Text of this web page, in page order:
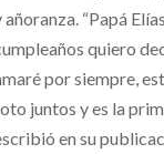
añoranza. “Papá
quiero
por siempre,
juntos y es la
en su